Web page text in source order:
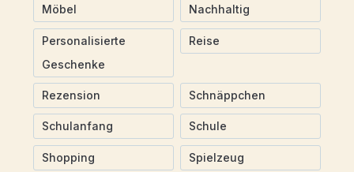
Möbel Nachhaltig
Personalisierte
Geschenke
Reise
Rezension Schnäppchen
Schulanfang Schule
Shopping Spielzeug